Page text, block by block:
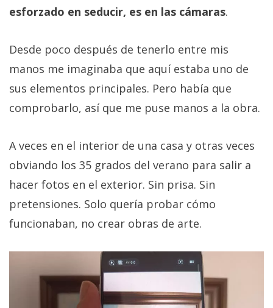
esforzado en seducir, es en las cámaras.
Desde poco después de tenerlo entre mis
manos me imaginaba que aquí estaba uno de
sus elementos principales. Pero había que
comprobarlo, así que me puse manos a la obra.
A veces en el interior de una casa y otras veces
obviando los 35 grados del verano para salir a
hacer fotos en el exterior. Sin prisa. Sin
pretensiones. Solo quería probar cómo
funcionaban, no crear obras de arte.